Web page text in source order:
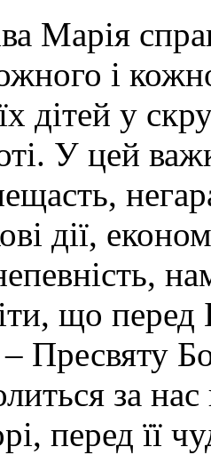
Марія
і
дітей у
У цей
дії,
що
Пресвяту
за
перед її